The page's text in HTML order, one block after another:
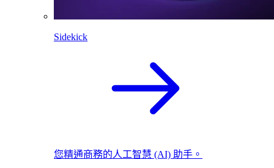
Sidekick
您精通商務的人工智慧 (AI) 助手。